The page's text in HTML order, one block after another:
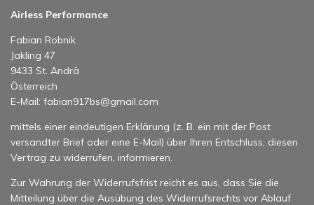
Airless Performance
Fabian Robnik
Jakling 47
9433 St. Andrä
Österreich
E-Mail: fabian917bs@gmail.com
mittels einer eindeutigen Erklärung (z. B. ein mit der Post
versandter Brief oder eine E-Mail) über Ihren Entschluss, diesen
Vertrag zu widerrufen, informieren.
Zur Wahrung der Widerrufsfrist reicht es aus, dass Sie die
Mitteilung über die Ausübung des Widerrufsrechts vor Ablauf